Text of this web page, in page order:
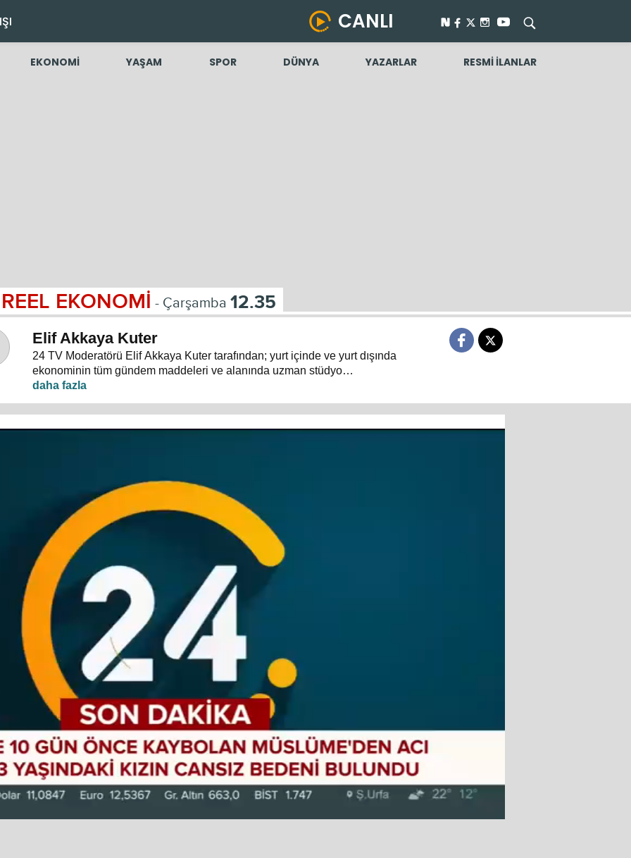
CANLI
EKONOMİ YAŞAM SPOR DÜNYA YAZARLAR RESMİ İLANLAR
REEL EKONOMİ - Çarşamba 12.35
Elif Akkaya Kuter
24 TV Moderatörü Elif Akkaya Kuter tarafından; yurt içinde ve yurt dışında
ekonominin tüm gündem maddeleri ve alanında uzman stüdyo
konuklarıyla sebep sonuç ilişkileri analiz ediliyor.